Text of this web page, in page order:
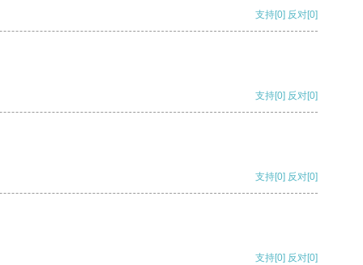
支持[0] 反对[0]
支持[0] 反对[0]
支持[0] 反对[0]
支持[0] 反对[0]